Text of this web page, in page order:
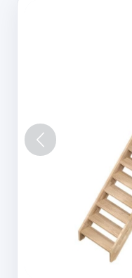
Vorige